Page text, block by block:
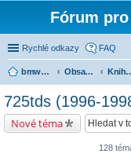
Fórum
Rychlé odkazy FAQ
bmw7er-club.cz Obsah fóra
725tds (1996-
Nové téma
128